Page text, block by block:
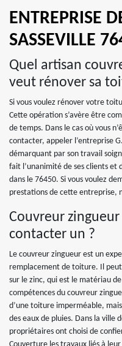
ENTREPRISE
SASSEVILLE
Quel artisan
veut rénover sa
Si vous voulez rénover votre
Cette opération s’avère être
de temps. Dans le cas où vous
contacter, appeler l’entreprise
démarquant par son travail
fait l’unanimité de ses clients et
dans le 76450. Si vous voulez
prestations de cette entreprise,
Couvreur
contacter un ?
Le couvreur zingueur est un
remplacement de toiture. Il
sur le zinc, qui est le matériau
compétences du couvreur
d’une toiture imperméable,
des eaux de pluies. Dans la ville
propriétaires ont choisi de